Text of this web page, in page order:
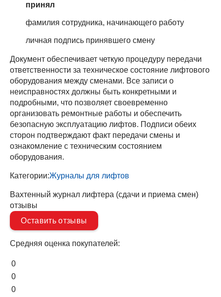
принял
фамилия сотрудника, начинающего работу
личная подпись принявшего смену
Документ обеспечивает четкую процедуру передачи
ответственности за техническое состояние лифтового
оборудования между сменами. Все записи о
неисправностях должны быть конкретными и
подробными, что позволяет своевременно
организовать ремонтные работы и обеспечить
безопасную эксплуатацию лифтов. Подписи обеих
сторон подтверждают факт передачи смены и
ознакомление с техническим состоянием
оборудования.
Категории:Журналы для лифтов
Вахтенный журнал лифтера (сдачи и приема смен)
отзывы
Оставить отзывы
Средняя оценка покупателей:
0
0
0